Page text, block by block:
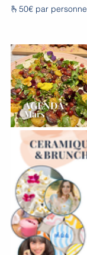
🫰50€ par personne